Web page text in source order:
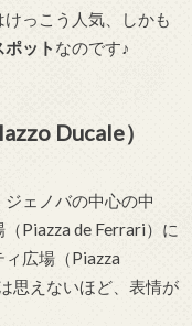
っこう人気、しかも
ット なのです♪
Ducale）
ェノバの中心の中
Piazza de Ferrari）に
広場（Piazza
思えないほど、表情が